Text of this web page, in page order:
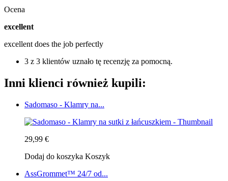
Ocena
excellent
excellent does the job perfectly
3 z 3 klientów uznało tę recenzję za pomocną.
Inni klienci również kupili:
Sadomaso - Klamry na...
29,99 €
Dodaj do koszyka Koszyk
AssGrommet™ 24/7 od...